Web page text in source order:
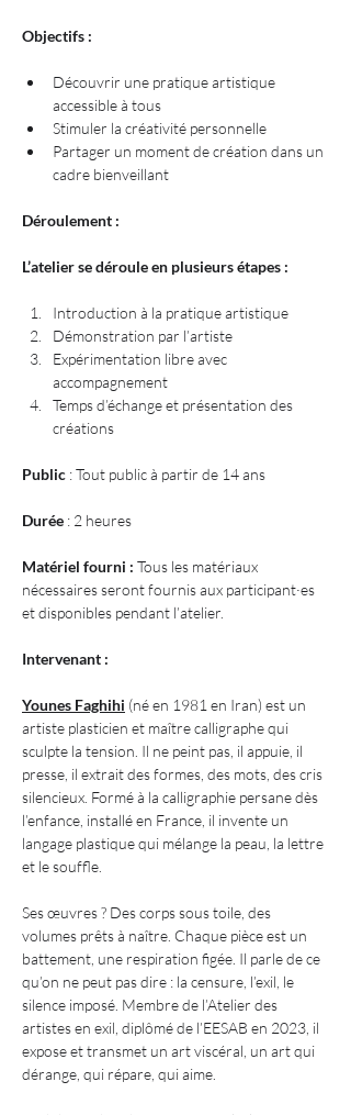
Objectifs :
Découvrir une pratique artistique
accessible à tous
Stimuler la créativité personnelle
Partager un moment de création dans un
cadre bienveillant
Déroulement :
L’atelier se déroule en plusieurs étapes :
Introduction à la pratique artistique
Démonstration par l’artiste
Expérimentation libre avec
accompagnement
Temps d’échange et présentation des
créations
Public : Tout public à partir de 14 ans
Durée : 2 heures
Matériel fourni : Tous les matériaux
nécessaires seront fournis aux participant·es
et disponibles pendant l’atelier.
Intervenant :
Younes Faghihi (né en 1981 en Iran) est un
artiste plasticien et maître calligraphe qui
sculpte la tension. Il ne peint pas, il appuie, il
presse, il extrait des formes, des mots, des cris
silencieux. Formé à la calligraphie persane dès
l’enfance, installé en France, il invente un
langage plastique qui mélange la peau, la lettre
et le souffle.
Ses œuvres ? Des corps sous toile, des
volumes prêts à naître. Chaque pièce est un
battement, une respiration figée. Il parle de ce
qu’on ne peut pas dire : la censure, l’exil, le
silence imposé. Membre de l’Atelier des
artistes en exil, diplômé de l’EESAB en 2023, il
expose et transmet un art viscéral, un art qui
dérange, qui répare, qui aime.